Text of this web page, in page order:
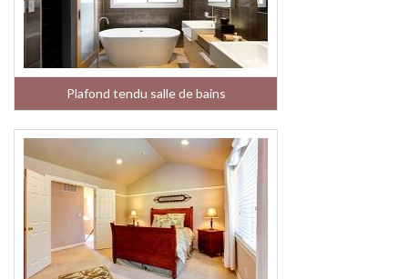
Plafond tendu salle de bains